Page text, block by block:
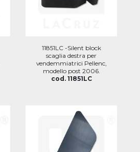
11851LC -Silent block
scaglia destra per
vendemmiatrici Pellenc,
modello post 2006.
cod. 11851LC